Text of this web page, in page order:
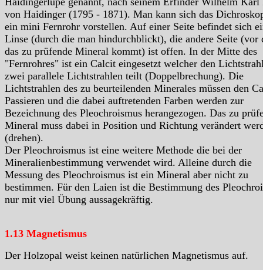
von Haidinger (1795 - 1871). Man kann sich das
ein mini Fernrohr vorstellen. Auf einer Seite befindet sich
Linse (durch die man hindurchblickt), die andere Seite (vor
das zu prüfende Mineral kommt) ist offen. In der Mitte des
"Fernrohres" ist ein Calcit eingesetzt welcher den
zwei parallele Lichtstrahlen teilt (Doppelbrechung). Die
Lichtstrahlen des zu beurteilenden Minerales müssen den
Passieren und die dabei auftretenden Farben werden zur
Bezeichnung des Pleochroismus herangezogen. Das zu
Mineral muss dabei in Position und Richtung verändert
(drehen).
Der Pleochroismus ist eine weitere Methode die bei der
Mineralienbestimmung verwendet wird. Alleine durch die
Messung des Pleochroismus ist ein Mineral aber nicht zu
bestimmen. Für den Laien ist die Bestimmung des
nur mit viel Übung aussagekräftig.
1.13 Magnetismus
Der Holzopal weist keinen natürlichen Magnetismus auf.